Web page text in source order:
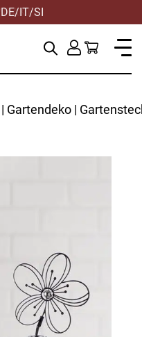
IT/SI
| Gartendeko |